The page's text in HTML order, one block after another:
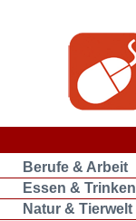
Berufe & Arbeit
Essen & Trinken
Natur & Tierwelt